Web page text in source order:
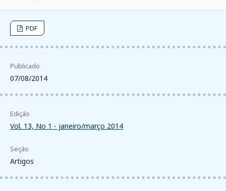
PDF
Publicado
07/08/2014
Edição
Vol. 13, No 1 - janeiro/março 2014
Seção
Artigos